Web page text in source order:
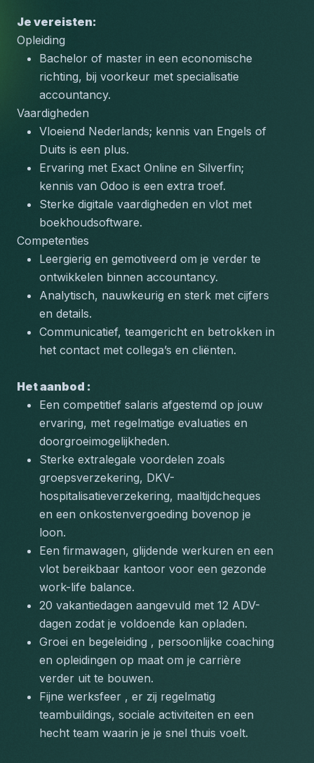
Je vereisten:
Opleiding
Bachelor of master in een economische
richting, bij voorkeur met specialisatie
accountancy.
Vaardigheden
Vloeiend Nederlands; kennis van Engels of
Duits is een plus.
Ervaring met Exact Online en Silverfin;
kennis van Odoo is een extra troef.
Sterke digitale vaardigheden en vlot met
boekhoudsoftware.
Competenties
Leergierig en gemotiveerd om je verder te
ontwikkelen binnen accountancy.
Analytisch, nauwkeurig en sterk met cijfers
en details.
Communicatief, teamgericht en betrokken in
het contact met collega’s en cliënten.
Het aanbod :
Een competitief salaris afgestemd op jouw
ervaring, met regelmatige evaluaties en
doorgroeimogelijkheden.
Sterke extralegale voordelen zoals
groepsverzekering, DKV-
hospitalisatieverzekering, maaltijdcheques
en een onkostenvergoeding bovenop je
loon.
Een firmawagen, glijdende werkuren en een
vlot bereikbaar kantoor voor een gezonde
work-life balance.
20 vakantiedagen aangevuld met 12 ADV-
dagen zodat je voldoende kan opladen.
Groei en begeleiding , persoonlijke coaching
en opleidingen op maat om je carrière
verder uit te bouwen.
Fijne werksfeer , er zij regelmatig
teambuildings, sociale activiteiten en een
hecht team waarin je je snel thuis voelt.